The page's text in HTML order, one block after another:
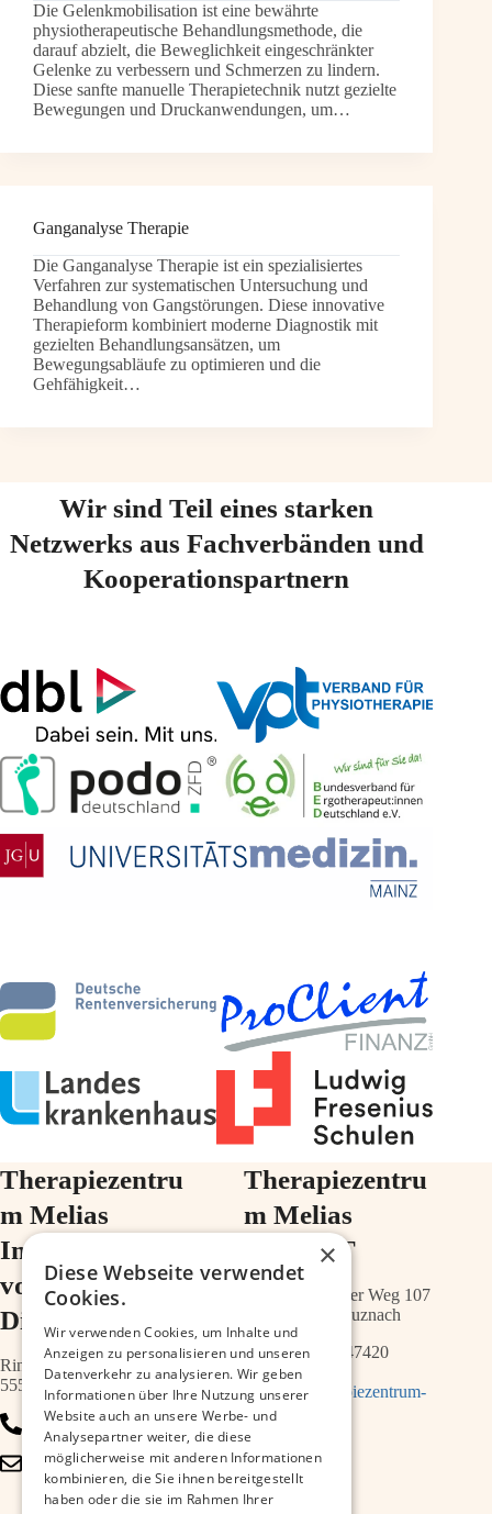
Die Gelenkmobilisation ist eine bewährte
physiotherapeutische Behandlungsmethode, die
darauf abzielt, die Beweglichkeit eingeschränkter
Gelenke zu verbessern und Schmerzen zu lindern.
Diese sanfte manuelle Therapietechnik nutzt gezielte
Bewegungen und Druckanwendungen, um…
Ganganalyse Therapie
Die Ganganalyse Therapie ist ein spezialisiertes
Verfahren zur systematischen Untersuchung und
Behandlung von Gangstörungen. Diese innovative
Therapieform kombiniert moderne Diagnostik mit
gezielten Behandlungsansätzen, um
Bewegungsabläufe zu optimieren und die
Gehfähigkeit…
Wir sind Teil eines starken
Netzwerks aus Fachverbänden und
Kooperationspartnern
Therapiezentru
m Melias
Im Ärztehaus
vor der
Diakonie
Ringstr.64a
55543 Bad Kreuznach
0671 – 79467700
info@therapiezentrum-
kh.de
Therapiezentru
m Melias
im ZIMT
Schwabenheimer Weg 107
55543 Bad Kreuznach
0671 – 21547420
info@therapiezentrum-
melias.de
×
Diese Webseite verwendet
Cookies.
Wir verwenden Cookies, um Inhalte und
Anzeigen zu personalisieren und unseren
Datenverkehr zu analysieren. Wir geben
Informationen über Ihre Nutzung unserer
Website auch an unsere Werbe- und
Analysepartner weiter, die diese
möglicherweise mit anderen Informationen
kombinieren, die Sie ihnen bereitgestellt
haben oder die sie im Rahmen Ihrer